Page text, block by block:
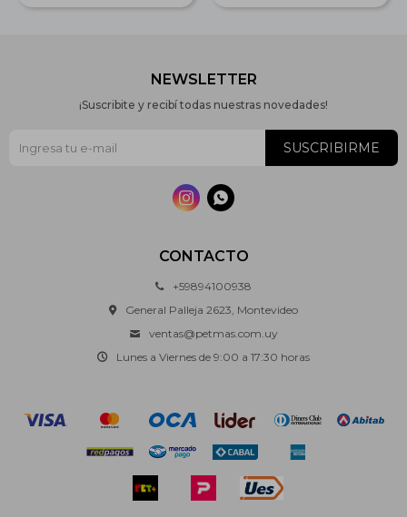
CONTACTO
+59894100938
General Palleja 2623, Montevideo
ventas@petmas.com.uy
Lunes a Viernes de 9:00 a 17:30 horas
NEWSLETTER
¡Suscribite y recibí todas nuestras novedades!
SUSCRIBIRME
 